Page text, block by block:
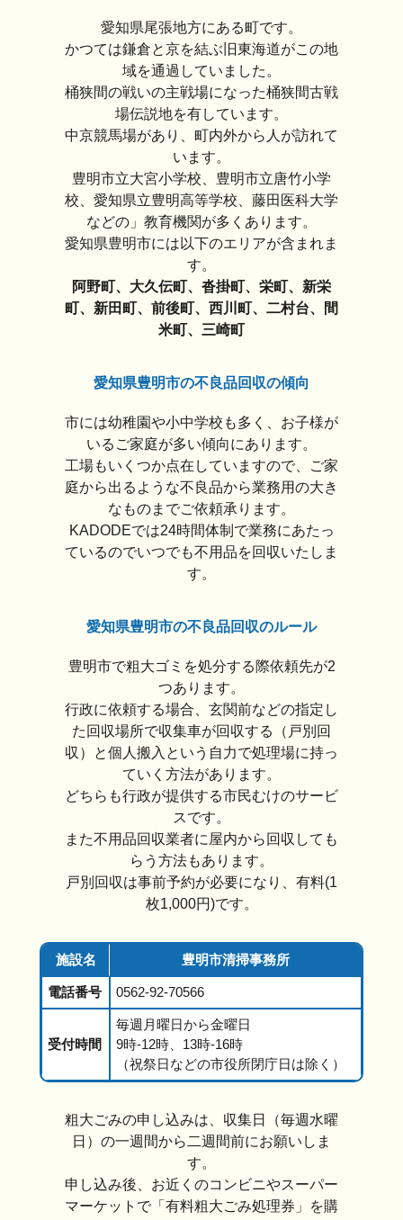
愛知県尾張地方にある町です。
かつては鎌倉と京を結ぶ旧東海道がこの地
域を通過していました。
桶狭間の戦いの主戦場になった桶狭間古戦
場伝説地を有しています。
中京競馬場があり、町内外から人が訪れて
います。
豊明市立大宮小学校、豊明市立唐竹小学
校、愛知県立豊明高等学校、藤田医科大学
などの」教育機関が多くあります。
愛知県豊明市には以下のエリアが含まれま
す。
阿野町、大久伝町、沓掛町、栄町、新栄
町、新田町、前後町、西川町、二村台、間
米町、三崎町
愛知県豊明市の不良品回収の傾向
市には幼稚園や小中学校も多く、お子様が
いるご家庭が多い傾向にあります。
工場もいくつか点在していますので、ご家
庭から出るような不良品から業務用の大き
なものまでご依頼承ります。
KADODEでは24時間体制で業務にあたっ
ているのでいつでも不用品を回収いたしま
す。
愛知県豊明市の不良品回収のルール
豊明市で粗大ゴミを処分する際依頼先が2
つあります。
行政に依頼する場合、玄関前などの指定し
た回収場所で収集車が回収する（戸別回
収）と個人搬入という自力で処理場に持っ
ていく方法があります。
どちらも行政が提供する市民むけのサービ
スです。
また不用品回収業者に屋内から回収しても
らう方法もあります。
戸別回収は事前予約が必要になり、有料(1
枚1,000円)です。
施設名 豊明市清掃事務所
電話番号 0562-92-70566
受付時間
毎週月曜日から金曜日
9時-12時、13時-16時
（祝祭日などの市役所閉庁日は除く）
粗大ごみの申し込みは、収集日（毎週水曜
日）の一週間から二週間前にお願いしま
す。
申し込み後、お近くのコンビニやスーパー
マーケットで「有料粗大ごみ処理券」を購